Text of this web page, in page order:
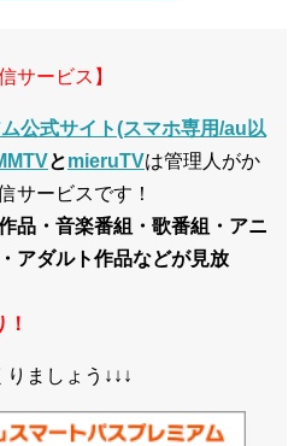
サービス】
公式サイト(スマホ専用/au以
とmieruTVは管理人がか
サービスです！
品・音楽番組・歌番組・アニ
アダルト作品などが見放
ましょう↓↓↓